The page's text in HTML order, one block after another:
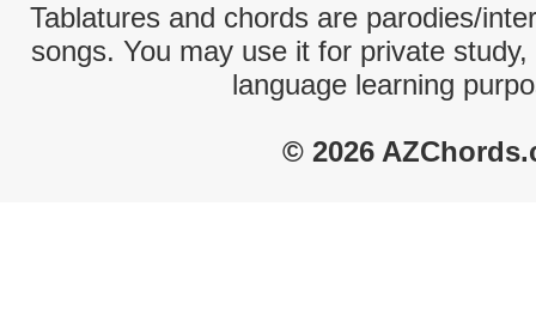
Tablatures and chords are parodies/
songs. You may use it for private
language learning
© 2026